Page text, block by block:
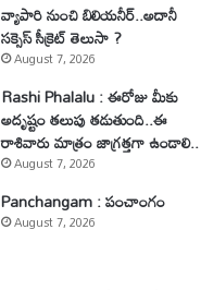
వ్యాపారి నుంచి బిలియనీర్..అదానీ
సక్సెస్ సీక్రెట్ తెలుసా ?
August 7, 2026
Rashi Phalalu : ఈరోజు మీకు
అదృష్టం తలుపు తడుతుంది..ఈ
రాశివారు మాత్రం జాగ్రత్తగా ఉండాలి..
August 7, 2026
Panchangam : పంచాంగం
August 7, 2026